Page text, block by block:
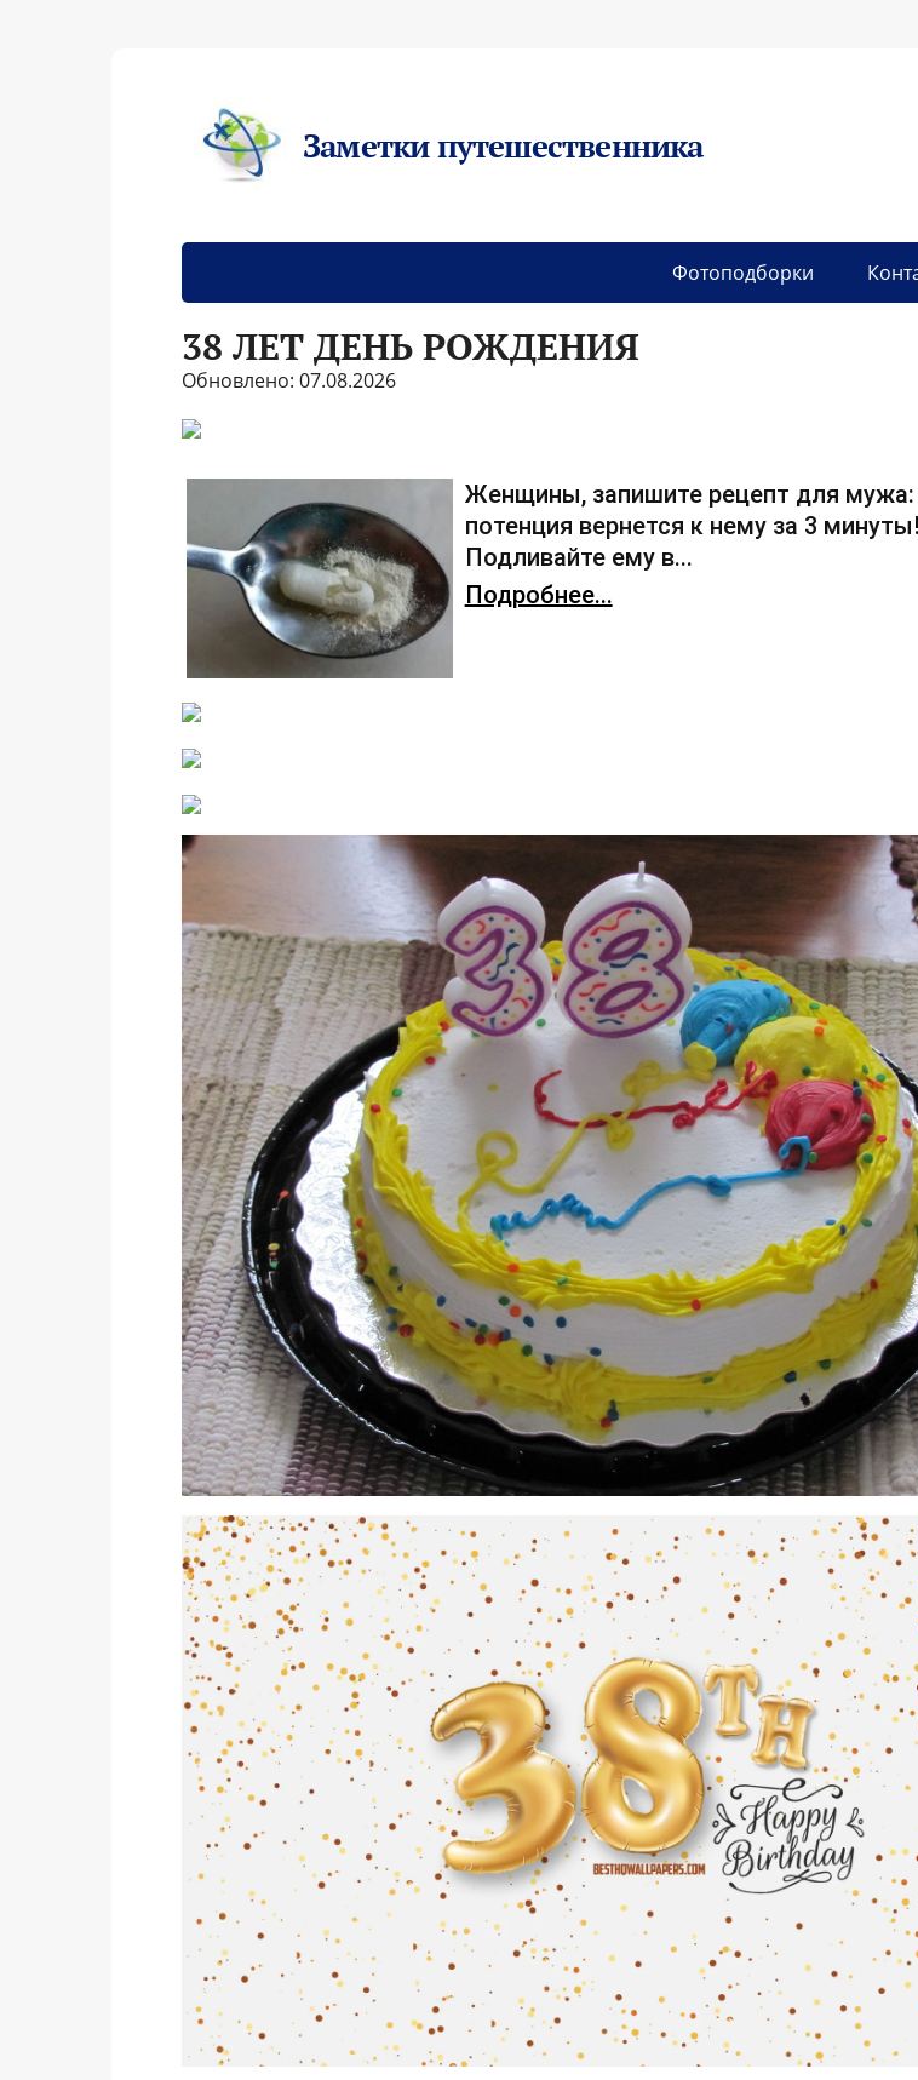
Заметки путешественника
Фотоподборки
38 ЛЕТ ДЕНЬ РОЖДЕНИЯ
Обновлено: 07.08.2026
Женщины, запишите рецепт для мужа:
потенция вернется к нему за 3 минуты!
Подливайте ему в...
Подробнее...